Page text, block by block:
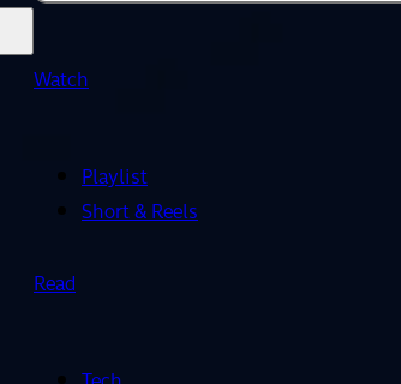
Watch
Playlist
Short & Reels
Read